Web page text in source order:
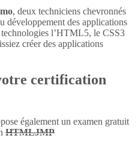
, deux techniciens chevronnés
développement des applications
l’HTML5, le CSS3
créer des applications
certification
également un examen gratuit
HTMLJMP